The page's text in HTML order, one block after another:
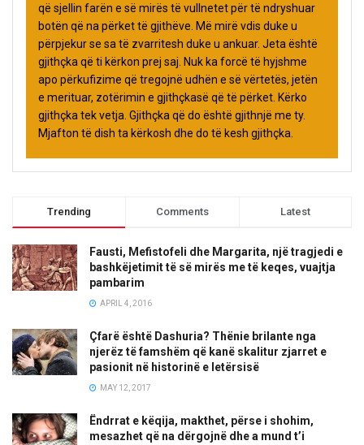
që sjellin farën e së mirës të vullnetet për të ndryshuar
botën që na përket të gjithëve. Më mirë vdis duke u
përpjekur se sa të zvarritesh duke u ankuar. Jeta është
gjithçka që ti kërkon prej saj. Nuk ka forcë të hyjshme
apo përkufizime që tregojnë udhën e së vërtetës, jetën
e merituar, zotërimin e gjithçkasë që të përket. Kërko
gjithçka tek vetja. Gjithçka që do është gjithnjë me ty.
Mjafton të dish ta kërkosh dhe do të kesh gjithçka.
Trending Comments Latest
Fausti, Mefistofeli dhe Margarita, një tragjedi e
bashkëjetimit të së mirës me të keqes, vuajtja
pambarim
APRIL 4, 2016
Çfarë është Dashuria? Thënie brilante nga
njerëz të famshëm që kanë skalitur zjarret e
pasionit në historinë e letërsisë
MAY 12, 2017
Ëndrrat e këqija, makthet, përse i shohim,
mesazhet që na dërgojnë dhe a mund t’i